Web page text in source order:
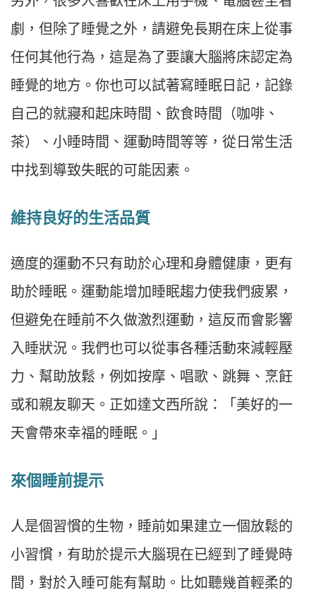
劇，但除了睡覺之外，請避免長期在床上從事
任何其他行為，這是為了要讓大腦將床認定為
睡覺的地方。你也可以試著寫睡眠日記，記錄
自己的就寢和起床時間、飲食時間（咖啡、
茶）、小睡時間、運動時間等等，從日常生活
中找到導致失眠的可能因素。
維持良好的生活品質
適度的運動不只有助於心理和身體健康，更有
助於睡眠。運動能增加睡眠趨力使我們疲累，
但避免在睡前不久做激烈運動，這反而會影響
入睡狀況。我們也可以從事各種活動來減輕壓
力、幫助放鬆，例如按摩、唱歌、跳舞、烹飪
或和親友聊天。正如達文西所說：「美好的一
天會帶來幸福的睡眠。」
來個睡前提示
人是個習慣的生物，睡前如果建立一個放鬆的
小習慣，有助於提示大腦現在已經到了睡覺時
間，對於入睡可能有幫助。比如聽幾首輕柔的